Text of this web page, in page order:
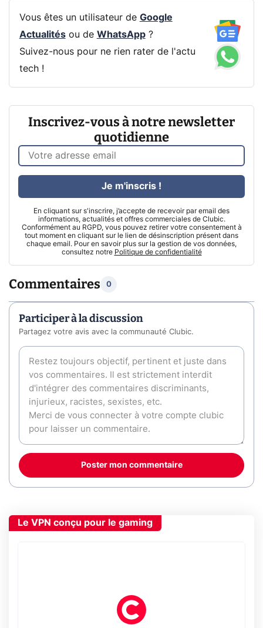
Vous êtes un utilisateur de Google
Actualitésou de WhatsApp?
Suivez-nous pour ne rien rater de l'actu
tech !
Inscrivez-vous à notre newsletter
quotidienne
En cliquant sur s'inscrire, j’accepte de recevoir par email des
informations, actualités et offres commerciales de Clubic.
Conformément au RGPD, vous pouvez retirer votre consentement à
tout moment en cliquant sur le lien de désinscription présent dans
chaque email. Pour en savoir plus sur la gestion de vos données,
consultez notre Politique de confidentialité
Je m'inscris !
Commentaires 0
Participer à la discussion
Partagez votre avis avec la communauté Clubic.
Poster mon commentaire
Le VPN conçu pour le gaming